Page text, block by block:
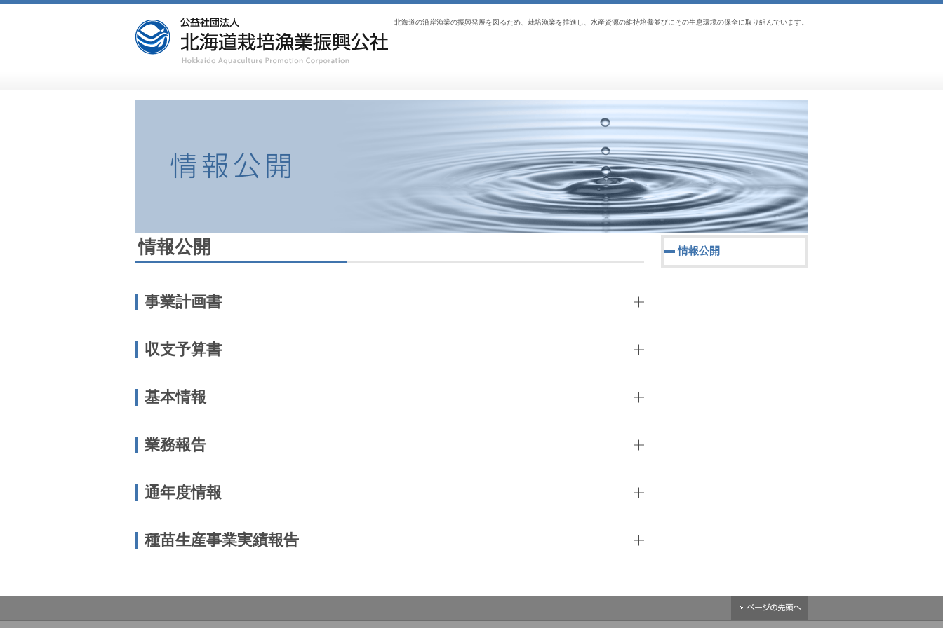
北海道の沿岸漁業の振興発展を図るため、栽培漁業を推進し、水産資源の維持培養並びにその生息環境の保全に取り組んでいます。
情報公開
事業計画書
収支予算書
基本情報
業務報告
通年度情報
種苗生産事業実績報告
情報公開